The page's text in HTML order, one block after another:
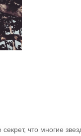
секрет, что многие